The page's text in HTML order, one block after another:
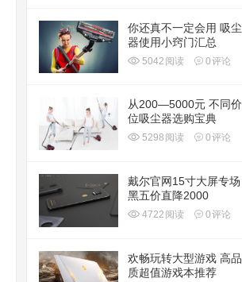
你还真不一定会用 吸尘
器使用小窍门汇总
5042 阅读 0评论
从200—5000元 不同价
位吸尘器选购宝典
5298 阅读 0评论
戴尔官网15寸大屏专场
黑五价直降2000
4722 阅读 0评论
欢畅玩转大型游戏 高品
质超值游戏本推荐